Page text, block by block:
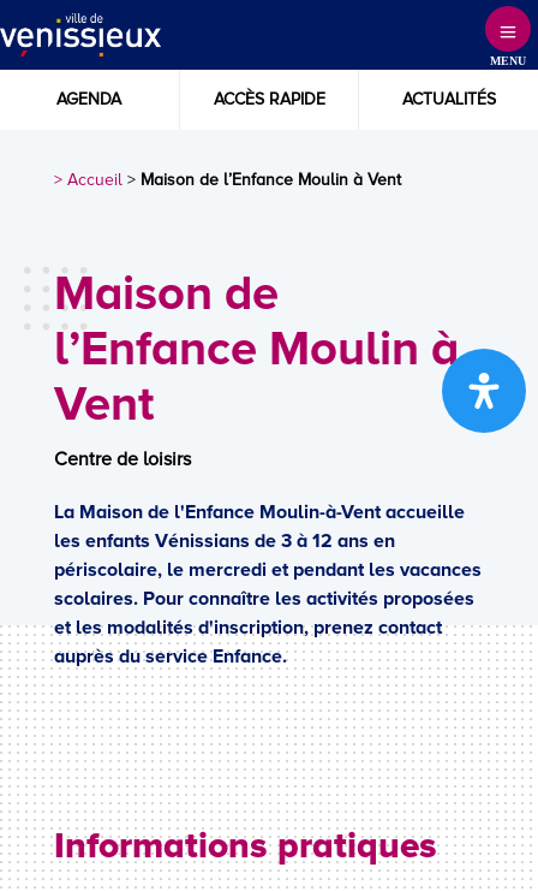
to
Content
MENU
AGENDA ACCÈS RAPIDE ACTUALITÉS
> Accueil> Maison de l’Enfance Moulin à Vent
Maison de
l’Enfance Moulin à
Vent
Centre de loisirs
La Maison de l'Enfance Moulin-à-Vent accueille
les enfants Vénissians de 3 à 12 ans en
périscolaire, le mercredi et pendant les vacances
scolaires. Pour connaître les activités proposées
et les modalités d'inscription, prenez contact
auprès du service Enfance.
Informations pratiques